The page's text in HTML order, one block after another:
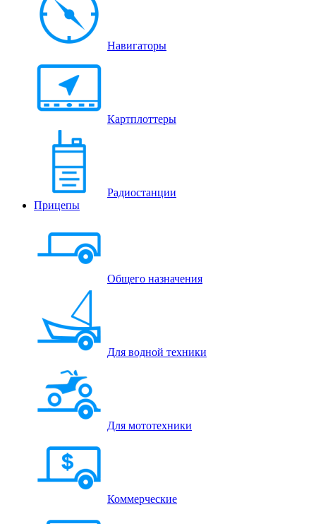
Навигаторы
Картплоттеры
Радиостанции
Прицепы
Общего назначения
Для водной техники
Для мототехники
Коммерческие